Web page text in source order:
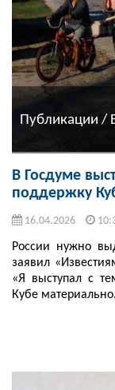
Публикации /
В Госдуме
поддержку
16.04.2026
России нужно
заявил
«Я выступал с
Кубе